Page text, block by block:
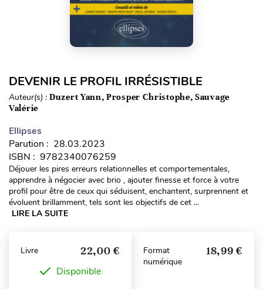
DEVENIR LE PROFIL IRRÉSISTIBLE
Auteur(s) : Duzert Yann, Prosper Christophe, Sauvage
Valérie
Ellipses
Parution : 28.03.2023
ISBN : 9782340076259
Déjouer les pires erreurs relationnelles et comportementales,
apprendre à négocier avec brio , ajouter finesse et force à votre
profil pour être de ceux qui séduisent, enchantent, surprennent et
évoluent brillamment, tels sont les objectifs de cet ...
LIRE LA SUITE
Livre 22,00 €
Disponible
Format
numérique
18,99 €